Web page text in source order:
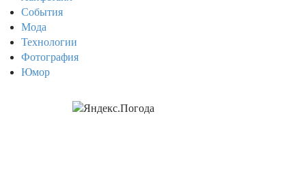
События
Мода
Технологии
Фотография
Юмор